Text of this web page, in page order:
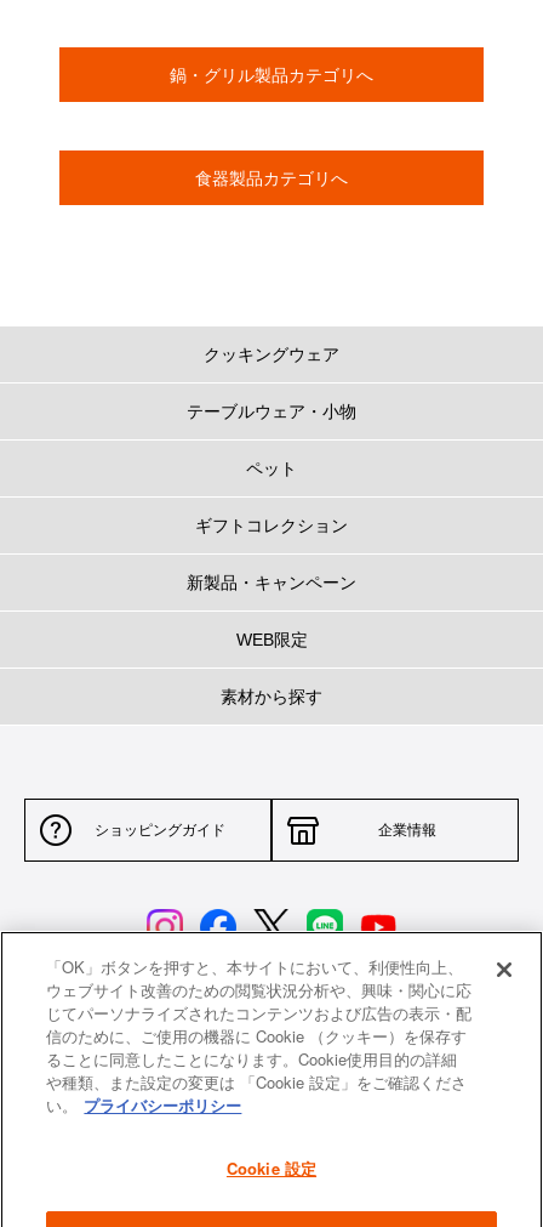
鍋・グリル製品カテゴリへ
食器製品カテゴリへ
クッキングウェア
テーブルウェア・小物
ペット
ギフトコレクション
新製品・キャンペーン
WEB限定
素材から探す
ショッピングガイド 企業情報
サイトポリシー 特定商取引法に基づく表示
並行輸入品について 個人情報保護方針
返品について
よくあるご質問 お問い合わせ
「OK」ボタンを押すと、本サイトにおいて、利便性向上、
ウェブサイト改善のための閲覧状況分析や、興味・関心に応
じてパーソナライズされたコンテンツおよび広告の表示・配
信のために、ご使用の機器に Cookie （クッキー）を保存す
ることに同意したことになります。Cookie使用目的の詳細
や種類、また設定の変更は 「Cookie 設定」をご確認くださ
い。
プライバシーポリシー
Cookie 設定